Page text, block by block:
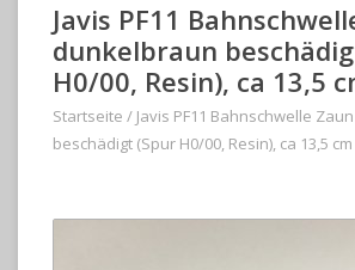
Javis PF11
dunkelbraun
H0/00, Resin), ca 13,5
Startseite / Javis PF11 Bahnschwelle
beschädigt (Spur H0/00, Resin), ca 13,5 cm